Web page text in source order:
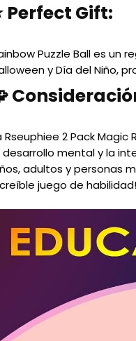
Perfect Gift:
Puzzle Ball es un
y Día del Niño,
Rseuphiee 2 Pack
desarrollo mental y la
adultos y personas
juego de habilidad!